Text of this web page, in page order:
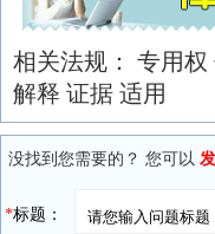
相关法规： 专用权
解释 证据 适用
没找到您需要的？ 您可以
*标题：